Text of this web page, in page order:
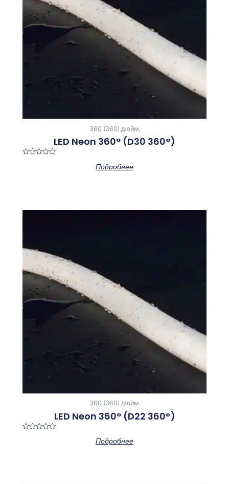
360 (360) дюйм.
LED Neon 360° (D30 360°)
Подробнее
360 (360) дюйм.
LED Neon 360° (D22 360°)
Подробнее